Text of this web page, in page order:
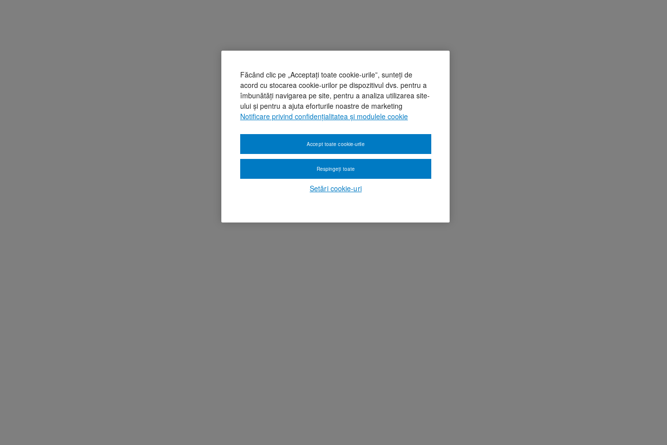
Făcând clic pe „Acceptați toate cookie-urile”, sunteți de
acord cu stocarea cookie-urilor pe dispozitivul dvs. pentru a
îmbunătăți navigarea pe site, pentru a analiza utilizarea site-
ului și pentru a ajuta eforturile noastre de marketing
Notificare privind confidențialitatea și modulele cookie
Setări cookie-uri
Respingeți toate
Accept toate cookie-urile